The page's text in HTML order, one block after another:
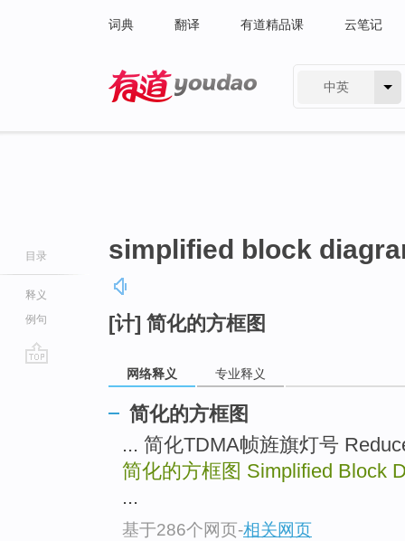
词典 翻译 有道精品课 云笔记
中英
目录
释义
例句
simplified block
[计] 简化的方框图
网络释义 专业释义
简化的方框图
... 简化TDMA帧旌旗灯号
简化的方框图 Simplified Block
...
基于286个网页-相关网页